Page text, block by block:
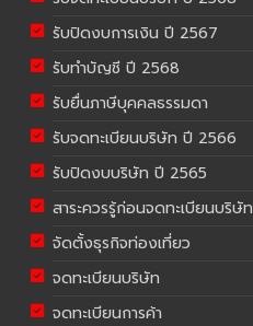
รับปิดงบการเงิน ปี 2567
รับทำบัญชี ปี 2568
รับยื่นภาษีบุคคลธรรมดา
รับจดทะเบียนบริษัท ปี 2566
รับปิดงบบริษัท ปี 2565
สาระควรรู้ก่อนจดทะเบียนบริษัท
จัดตั้งธุรกิจท่องเที่ยว
จดทะเบียนบริษัท
จดทะเบียนการค้า